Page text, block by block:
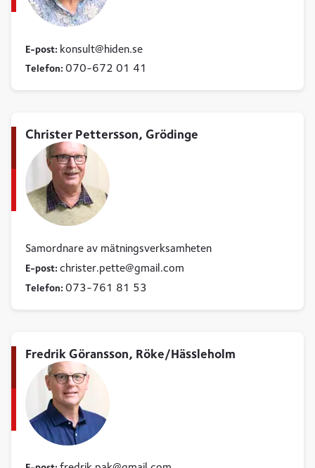
E-post: konsult hiden se
Telefon: 070-672 01 41
Christer Pettersson, Grödinge
Samordnare av mätningsverksamheten
E-post: christer pette gmail com
Telefon: 073-761 81 53
Fredrik Göransson, Röke/Hässleholm